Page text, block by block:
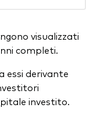
visualizzati
completi.
essi derivante
investito.